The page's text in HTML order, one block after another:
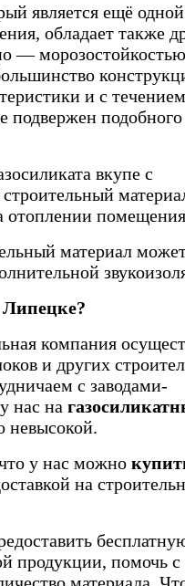
является ещё
обладает также
—
и с
подвержен подобного
вкупе с
отоплении
материал
Липецке?
компания
и других
с заводами-
нас на
невысокой.
у нас можно
на
продукции, помочь